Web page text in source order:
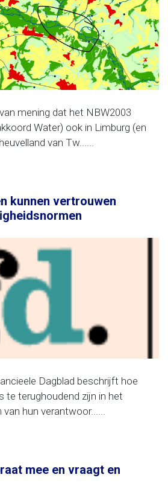
mening dat het NBW2003
Water) ook in Limburg (en
van Tw......
kunnen vertrouwen
Dagblad beschrijft hoe
te terughoudend zijn in het
van hun verantwoor......
mee en vraagt en